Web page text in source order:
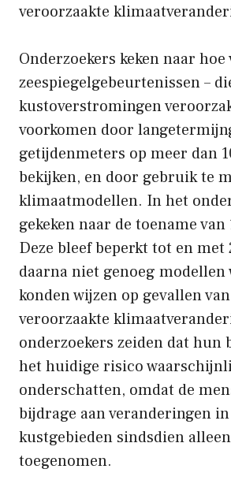
veroorzaakte
Onderzoekers keken naar
zeespiegelgebeurtenissen –
kustoverstromingen
voorkomen door
getijdenmeters op meer dan
bekijken, en door gebruik te
klimaatmodellen. In het
gekeken naar de toename
Deze bleef beperkt tot en met
daarna niet genoeg modellen
konden wijzen op gevallen
veroorzaakte
onderzoekers zeiden dat hun
het huidige risico
onderschatten, omdat de
bijdrage aan veranderingen
kustgebieden sindsdien
toegenomen.